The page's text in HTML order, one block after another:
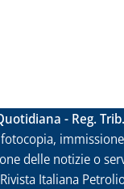
- Reg.
delle notizie o
Rivista Italiana